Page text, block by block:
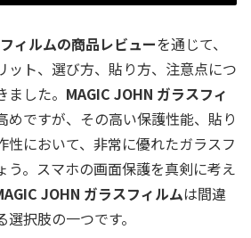
ィルムの商品レビューを通じて、
ット、選び方、貼り方、注意点につ
した。 MAGIC JOHN ガラスフィ
めですが、その高い保護性能、貼り
性において、非常に優れたガラスフ
う。スマホの画面保護を真剣に考え
JOHN ガラスフィルムは間違
択肢の一つです。